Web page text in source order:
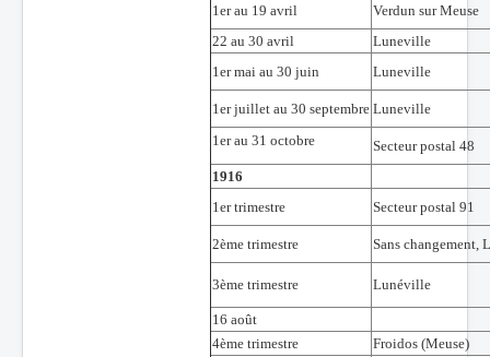
1er au 19 avril
Verdun sur Meuse
22 au 30 avril
Luneville
1er mai au 30 juin
Luneville
1er juillet au 30 septembre Luneville
1er au 31 octobre
Secteur postal 48
1916
1er trimestre
Secteur postal 91
2ème trimestre Sans changement,
3ème trimestre Lunéville
16 août
4ème trimestre
Froidos (Meuse)